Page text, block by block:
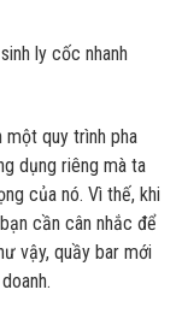
ly cốc nhanh
một quy trình pha
dụng riêng mà ta
của nó. Vì thế, khi
cần cân nhắc để
vậy, quầy bar mới